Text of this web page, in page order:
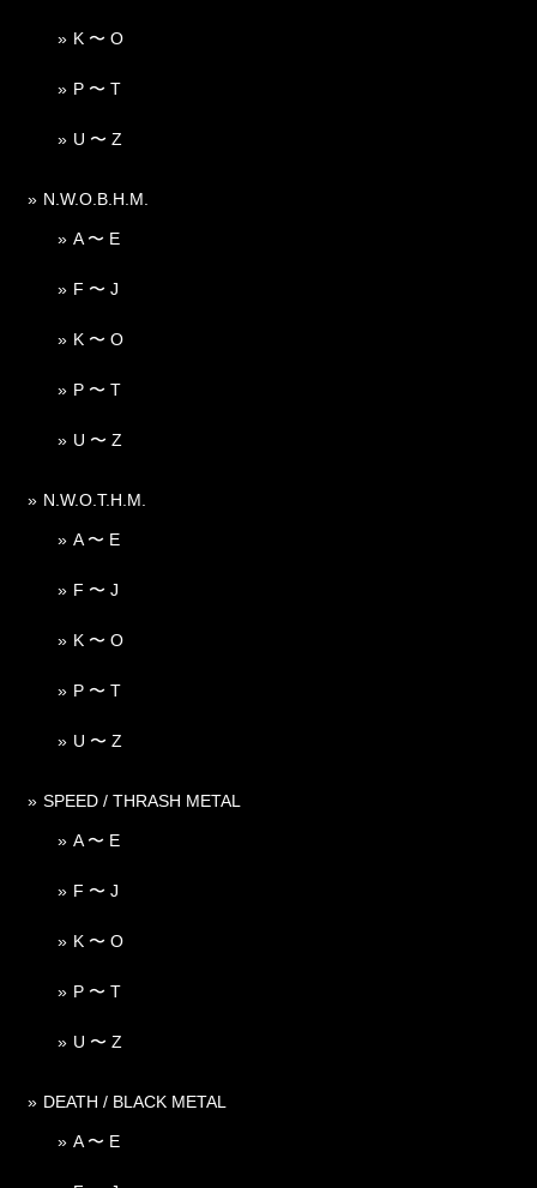
K 〜 O
P 〜 T
U 〜 Z
N.W.O.B.H.M.
A 〜 E
F 〜 J
K 〜 O
P 〜 T
U 〜 Z
N.W.O.T.H.M.
A 〜 E
F 〜 J
K 〜 O
P 〜 T
U 〜 Z
SPEED / THRASH METAL
A 〜 E
F 〜 J
K 〜 O
P 〜 T
U 〜 Z
DEATH / BLACK METAL
A 〜 E